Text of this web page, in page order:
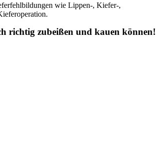
wie Lippen-, Kiefer-,
richtig zubeißen und kauen können!